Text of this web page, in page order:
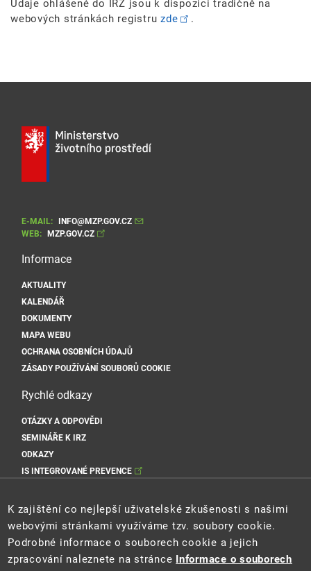
Údaje ohlášené do IRZ jsou k dispozici tradičně na
webových stránkách registru zde .
E-MAIL:
INFO@MZP.GOV.CZ
WEB:
MZP.GOV.CZ
Informace
AKTUALITY
KALENDÁŘ
DOKUMENTY
MAPA WEBU
OCHRANA OSOBNÍCH ÚDAJŮ
ZÁSADY POUŽÍVÁNÍ SOUBORŮ COOKIE
Rychlé odkazy
OTÁZKY A ODPOVĚDI
SEMINÁŘE K IRZ
ODKAZY
IS INTEGROVANÉ PREVENCE
Sociální sítě Cenia
K zajištění co nejlepší uživatelské zkušenosti s našimi
webovými stránkami využíváme tzv. soubory cookie.
Podrobné informace o souborech cookie a jejich
zpracování naleznete na stránce Informace o souborech